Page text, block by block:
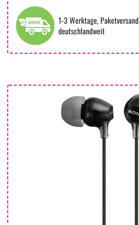
1-3 Werktage, Paketversand
deutschlandweit